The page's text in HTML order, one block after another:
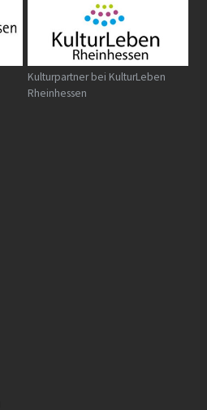
Kulturpartner bei KulturLeben
Rheinhessen